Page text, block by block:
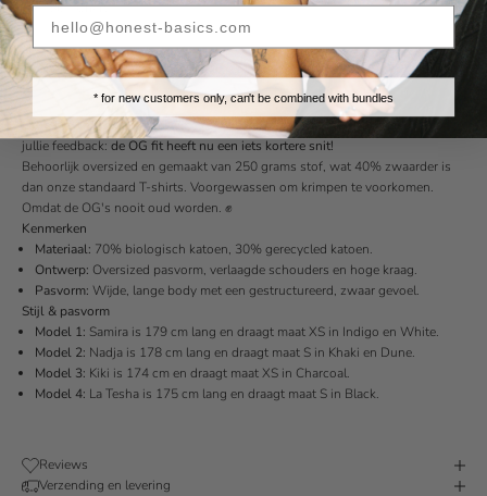
Size Chart
Fast Shipping Easy 30 Day
Returns
Sustainable
Materials
Transparent
Production
Groter, zwaarder en beter - maak kennis met het OG-shirt. Gebaseerd op
jullie feedback: de OG fit heeft nu een iets kortere snit!
Behoorlijk oversized en gemaakt van 250 grams stof, wat 40% zwaarder is
dan onze standaard T-shirts. Voorgewassen om krimpen te voorkomen.
Omdat de OG's nooit oud worden. ✊
Kenmerken
Materiaal: 70% biologisch katoen, 30% gerecycled katoen.
Ontwerp: Oversized pasvorm, verlaagde schouders en hoge kraag.
Pasvorm: Wijde, lange body met een gestructureerd, zwaar gevoel.
Stijl & pasvorm
Model 1: Samira is 179 cm lang en draagt maat XS in Indigo en White.
Model 2: Nadja is 178 cm lang en draagt maat S in Khaki en Dune.
Model 3: Kiki is 174 cm en draagt maat XS in Charcoal.
Model 4: La Tesha is 175 cm lang en draagt maat S in Black.
Reviews
Verzending en levering
* for new customers only, can't be combined with bundles